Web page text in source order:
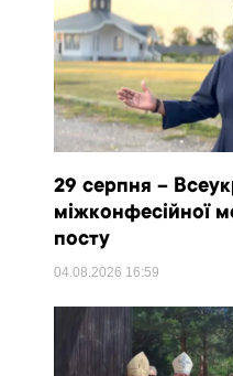
29 серпня –
міжконфесійної
посту
04.08.2026 16:59